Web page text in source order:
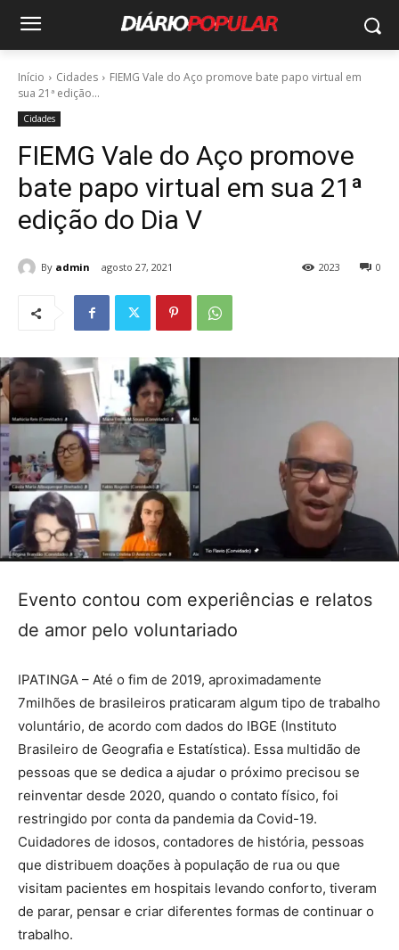
Início Cidades
FIEMG Vale do Aço promove bate papo virtual em
sua 21ª edição...
Cidades
FIEMG Vale do Aço promove
bate papo virtual em sua 21ª
edição do Dia V
By admin agosto 27, 2021 0
2023
Evento contou com experiências e relatos
de amor pelo voluntariado
IPATINGA – Até o fim de 2019, aproximadamente
7milhões de brasileiros praticaram algum tipo de trabalho
voluntário, de acordo com dados do IBGE (Instituto
Brasileiro de Geografia e Estatística). Essa multidão de
pessoas que se dedica a ajudar o próximo precisou se
reinventar desde 2020, quando o contato físico, foi
restringido por conta da pandemia da Covid-19.
Cuidadores de idosos, contadores de história, pessoas
que distribuem doações à população de rua ou que
visitam pacientes em hospitais levando conforto, tiveram
de parar, pensar e criar diferentes formas de continuar o
trabalho.